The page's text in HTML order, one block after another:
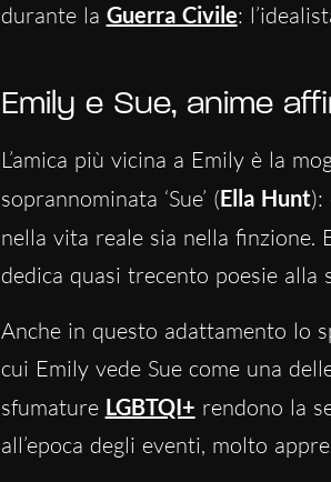
durante la Guerra Civile:
Emily e Sue, anime
L’amica più vicina a Emily è la
soprannominata ‘Sue’ (Ella Hunt):
nella vita reale sia nella finzione.
dedica quasi trecento poesie alla
Anche in questo adattamento lo
cui Emily vede Sue come una
sfumature LGBTQI+ rendono la
all’epoca degli eventi, molto